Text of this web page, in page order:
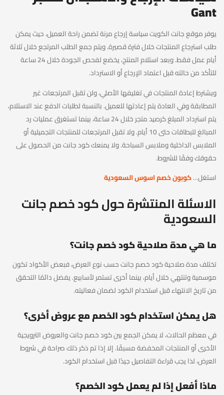
Gant
يوفر موقع جانت الكويت سياسة إرجاع مرنة تضمن راحة العميل، حيث يمكن
طلب استرجاع المنتجات خلال فترة قصيرة. ويتم جمع الطلب المرتجع خلال ثلاثة
أيام عمل فقط. وبعد استلام المنتج، يخضع لفحص الجودة خلال 24 ساعة
للتأكد من حالته قبل اعتماد الإرجاع أو الاسترداد.
ويشترط إعادة المنتجات في تغليفها الأصلي، ولن تقبل المرتجعات غير
المطابقة وفي العادة يتم إعادتها للعميل. بالنسبة لطلبات الدفع عند الاستلام،
يتم استرداد المبلغ كرصيد متجر خلال 24 ساعة، بينما تستغرق عمليات رد
المبالغ للبطاقات حتى 10 أيام. ولا تقبل المرتجعات للمنتجات التجميلية أو
الملابس الداخلية وملابس السباحة. ولا يمنعك كود جانت من الحصول على
حقوقك وفقًا للشروط.
استغل…كوبون خصم اسوس السعودية
الاسئلة المنتشرة حول كود خصم جانت
السعودية
ما هي مدة صلاحية كود خصم جانت؟
تختلف مدة صلاحية كود خصم جانت حسب نوع العرض، فبعض الأكواد تكون
موسمية وتنتهي خلال أيام، بينما أخرى تستمر لأسابيع. يفضل دائمًا التحقق
من تاريخ الانتهاء قبل استخدام الكود لضمان فعاليته.
هل يمكن استخدام كود الخصم مع عروض أخرى؟
في معظم الحالات، لا يمكن الجمع بين كود خصم جانت والعروض الترويجية
الأخرى أو المنتجات المخفضة مسبقًا. إلا إذا تم ذكر ذلك صراحة في شروط
العرض، لذا يجب قراءة التفاصيل جيدًا قبل استخدام الكود.
ماذا أفعل إذا لم يعمل كود الخصم؟